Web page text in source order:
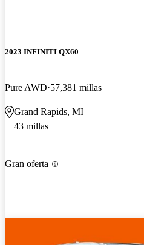
2023 INFINITI QX60
Pure AWD 57,381 millas
Grand Rapids, MI
43 millas
Gran oferta